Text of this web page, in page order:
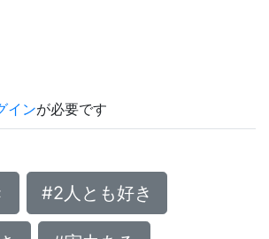
インが必要です
#2人とも好き